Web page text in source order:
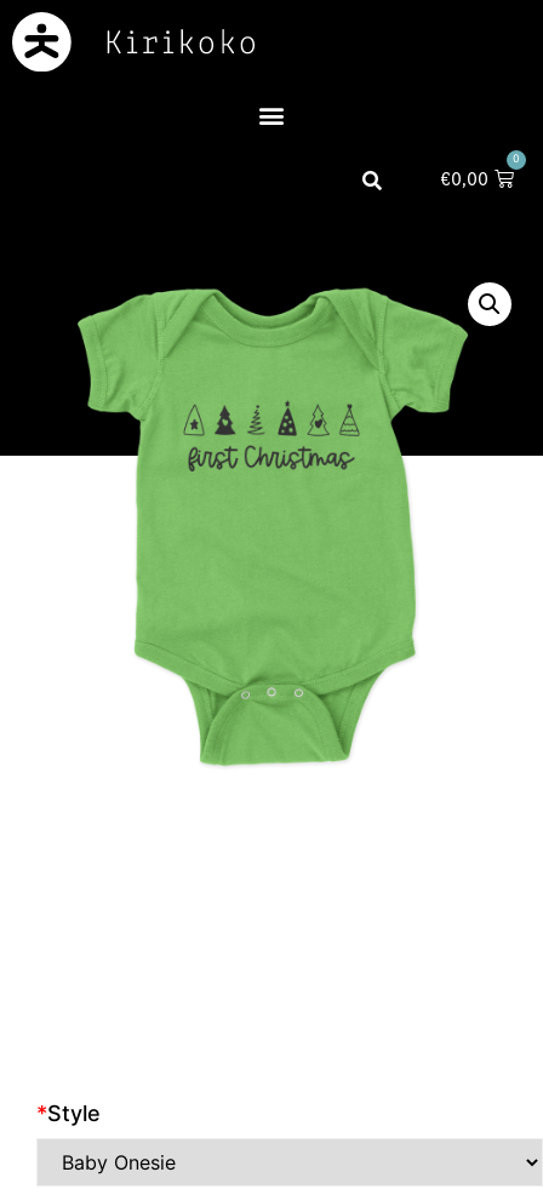
€0,00
0
*Style